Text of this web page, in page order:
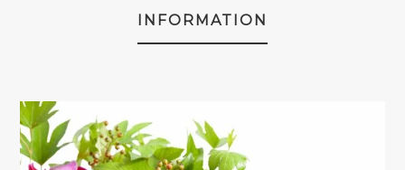
INFORMATION